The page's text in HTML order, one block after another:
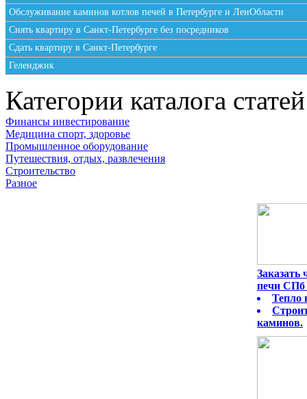
Обслуживание каминов котлов печей в Петербурге и ЛенОбласти
Снять квартиру в Санкт-Петербурге без посредников
Сдать квартиру в Санкт-Петербурге
Геленджик
Категории каталога статей
Финансы инвестирование
Медицина спорт, здоровье
Промышленное оборудование
Путешествия, отдых, развлечения
Строительство
Разное
Заказать
печи СПб
Тепло
каминов.